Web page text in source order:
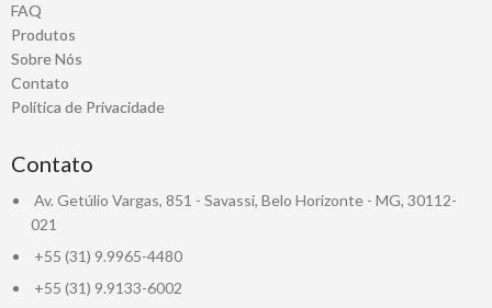
FAQ
Produtos
Sobre Nós
Contato
Política de Privacidade
Contato
Av. Getúlio Vargas, 851 - Savassi, Belo Horizonte - MG, 30112-
021
+55 (31) 9.9965-4480
+55 (31) 9.9133-6002